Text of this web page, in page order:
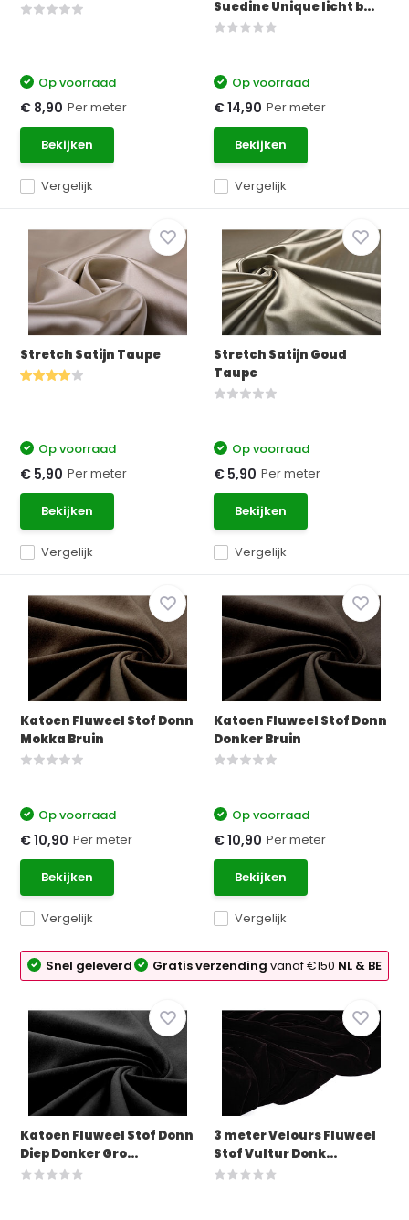
Vergelijk
Op voorraad
€ 8,90 Per meter
Bekijken
Suedine Unique licht b...
Vergelijk
Op voorraad
€ 14,90 Per meter
Bekijken
Stretch Satijn Taupe
Vergelijk
Op voorraad
€ 5,90 Per meter
Bekijken
Stretch Satijn Goud
Taupe
Vergelijk
Op voorraad
€ 5,90 Per meter
Bekijken
Katoen Fluweel Stof Donn
Mokka Bruin
Vergelijk
Op voorraad
€ 10,90 Per meter
Bekijken
Katoen Fluweel Stof Donn
Donker Bruin
Vergelijk
Op voorraad
€ 10,90 Per meter
Bekijken
Snel geleverd Gratis verzendingvanaf €150 NL & BE
Katoen Fluweel Stof Donn
Diep Donker Gro...
3 meter Velours Fluweel
Stof Vultur Donk...